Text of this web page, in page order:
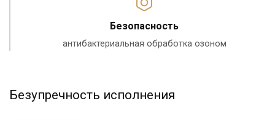
Безопасность
антибактериальная обработка озоном
Безупречность исполнения